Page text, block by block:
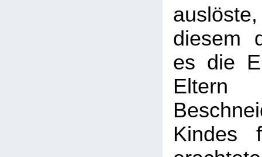
diesem
es die
Kindes